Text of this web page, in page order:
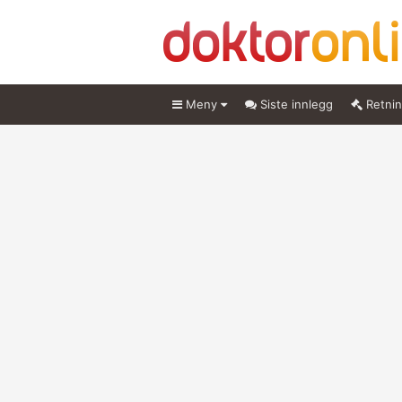
Meny Siste innlegg